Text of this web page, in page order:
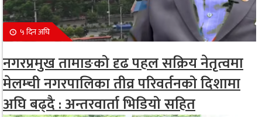
५ दिन अघि
नगरप्रमुख तामाङको दृढ पहल सक्रिय नेतृत्वमा
मेलम्ची नगरपालिका तीव्र परिवर्तनको दिशामा
अघि बढ्दै : अन्तरवार्ता भिडियो सहित